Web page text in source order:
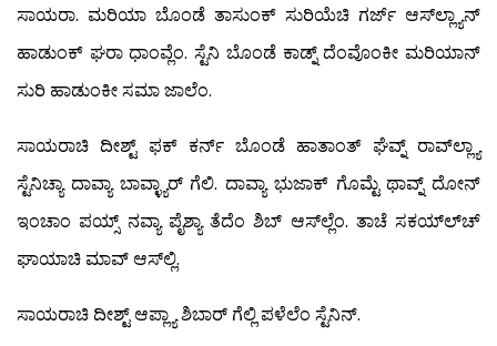
ಸಾಯರಾ. ಮರಿಯಾ ಬೊಂಡೆ ತಾಸುಂಕ್ ಸುರಿಯೆಚಿ ಗರ್ಜ್ ಆಸ್‍ಲ್ಲ್ಯಾನ್
ಹಾಡುಂಕ್ ಘರಾ ಧಾಂವ್ಲೆಂ. ಸ್ಟೆನಿ ಬೊಂಡೆ ಕಾಡ್ನ್ ದೆಂವೊಂಕೀ ಮರಿಯಾನ್
ಸುರಿ ಹಾಡುಂಕೀ ಸಮಾ ಜಾಲೆಂ.
ಸಾಯರಾಚಿ ದೀಶ್ಟ್ ಫಕ್ ಕರ್ನ್ ಬೊಂಡೆ ಹಾತಾಂತ್ ಘೆವ್ನ್ ರಾವ್‍ಲ್ಲ್ಯಾ
ಸ್ಟೆನಿಚ್ಯಾ ದಾವ್ಯಾ ಬಾವ್ಳ್ಯಾರ್ ಗೆಲಿ. ದಾವ್ಯಾ ಭುಜಾಕ್ ಗೊಮ್ಟೆ ಥಾವ್ನ್ ದೋನ್
ಇಂಚಾಂ ಪಯ್ಸ್ ನವ್ಯಾ ಪೈಶ್ಯಾ ತೆದೆಂ ಶಿಬ್ ಆಸ್‍ಲ್ಲೆಂ. ತಾಚೆ ಸಕಯ್ಲ್‍ಚ್
ಘಾಯಾಚಿ ಮಾವ್ ಆಸ್‍ಲ್ಲಿ.
ಸಾಯರಾಚಿ ದೀಶ್ಟ್ ಆಪ್ಲ್ಯಾ ಶಿಬಾರ್ ಗೆಲ್ಲಿ ಪಳೆಲೆಂ ಸ್ಟೆನಿನ್.